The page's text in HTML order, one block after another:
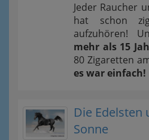
Jeder Raucher
hat schon
aufzuhören!
mehr als 15
80 Zigaretten
es war einfach!
Die Edelsten
Sonne